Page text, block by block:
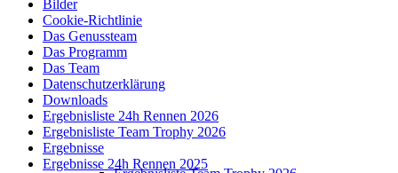
Bilder
Cookie-Richtlinie
Das Genussteam
Das Programm
Das Team
Datenschutzerklärung
Downloads
Ergebnisliste 24h Rennen 2026
Ergebnisliste Team Trophy 2026
Ergebnisse
Ergebnisse 24h Rennen 2025